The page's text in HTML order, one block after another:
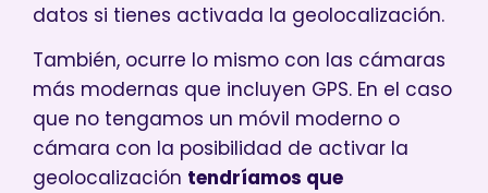
datos si tienes activada la geolocalización.
También, ocurre lo mismo con las cámaras
más modernas que incluyen GPS. En el caso
que no tengamos un móvil moderno o
cámara con la posibilidad de activar la
geolocalización tendríamos que